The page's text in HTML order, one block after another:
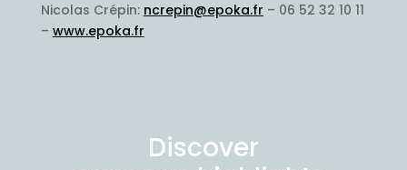
Nicolas Crépin: ncrepin@epoka.fr – 06 52 32 10 11
– www.epoka.fr
Discover